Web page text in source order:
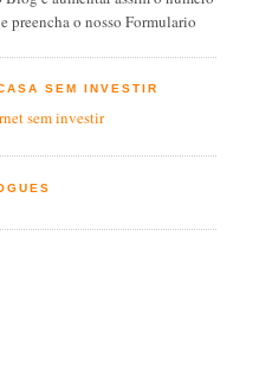
preencha o nosso Formulario
SEM INVESTIR
sem investir